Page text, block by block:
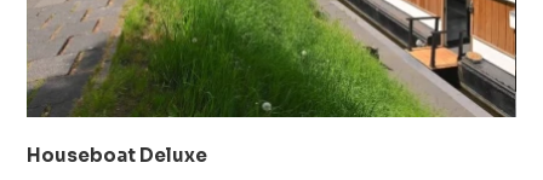
Houseboat Deluxe